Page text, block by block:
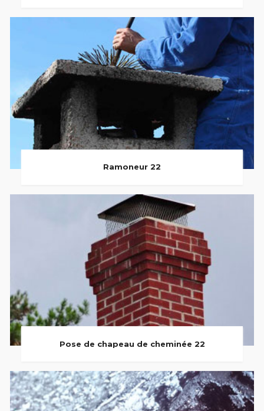
Ramoneur 22
Pose de chapeau de cheminée 22